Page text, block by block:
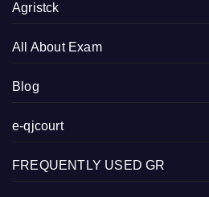
Agristck
All About Exam
Blog
e-qjcourt
FREQUENTLY USED GR